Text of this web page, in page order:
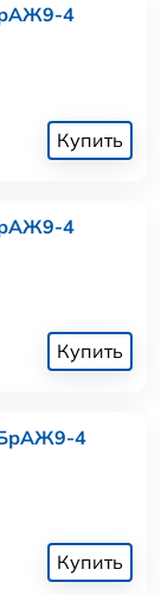
4
Купить
4
Купить
БрАЖ9-4
Купить